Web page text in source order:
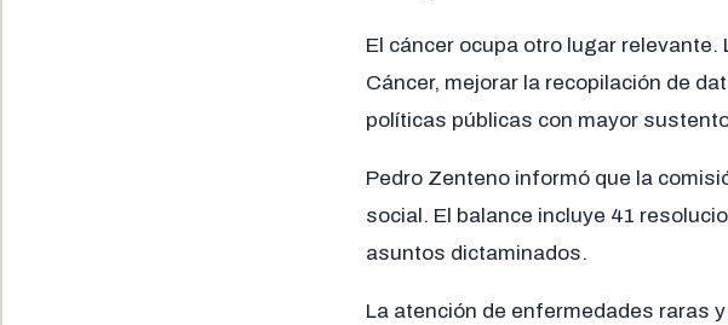
El cáncer ocupa otro lugar
Cáncer, mejorar la recopilación de
políticas públicas con mayor
Pedro Zenteno informó que la
social. El balance incluye 41
asuntos dictaminados.
La atención de enfermedades raras